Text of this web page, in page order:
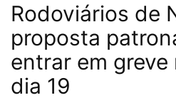
Rodoviários de
proposta
entrar em greve
dia 19